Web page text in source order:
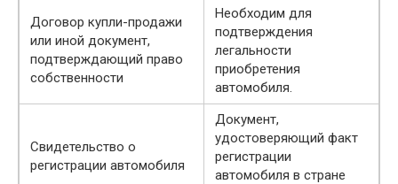
Договор купли-продажи
или иной документ,
подтверждающий право
собственности
Необходим для
подтверждения
легальности
приобретения
автомобиля.
Свидетельство о
регистрации автомобиля
Документ,
удостоверяющий факт
регистрации
автомобиля в стране